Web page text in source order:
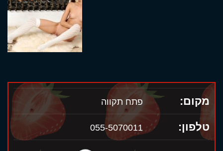
מקום: פתח תקווה
טלפון: 055-5070011